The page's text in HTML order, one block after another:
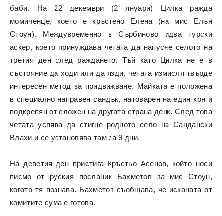
баби. На 22 декември (2 януари) Цилка ражда
момиченце, което е кръстено Елена (на мис Елън
Стоун). Междувременно в Сърбиново идва турски
аскер, което принуждава четата да напусне селото на
третия ден след раждането. Тъй като Цилка не е в
състояние да ходи или да язди, четата измисля твърде
интересен метод за придвижване. Майката е положена
в специално направен сандък, натоварен на един кон и
подкрепян от сложен на другата страна денк. След това
четата успява да стигне родното село на Сандански
Влахи и се установява там за 9 дни.
На деветия ден пристига Кръстьо Асенов, който носи
писмо от руския посланик Бахметов за мис Стоун,
когото тя познава. Бахметов съобщава, че исканата от
комитите сума е готова.